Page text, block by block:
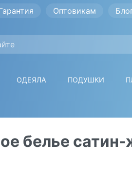
Оптовикам
ОДЕЯЛА ПОДУШКИ
белье